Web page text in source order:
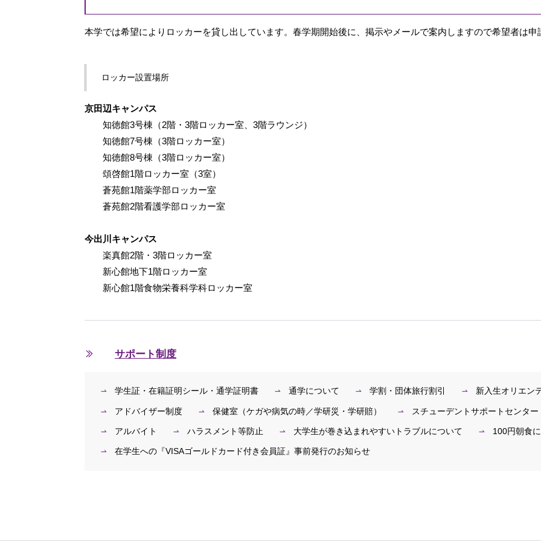
本学では希望によりロッカーを貸し出しています。春学期開始後に、掲示やメールで案内しますので希望者は申
ロッカー設置場所
京田辺キャンパス
知徳館3号棟（2階・3階ロッカー室、3階ラウンジ）
知徳館7号棟（3階ロッカー室）
知徳館8号棟（3階ロッカー室）
頌啓館1階ロッカー室（3室）
蒼苑館1階薬学部ロッカー室
蒼苑館2階看護学部ロッカー室
今出川キャンパス
楽真館2階・3階ロッカー室
新心館地下1階ロッカー室
新心館1階食物栄養科学科ロッカー室
サポート制度
学生証・在籍証明シール・通学証明書 通学について 学割・団体旅行割引 新入生オリエン
アドバイザー制度 保健室（ケガや病気の時／学研災・学研賠） スチューデントサポートセンター
アルバイト ハラスメント等防止 大学生が巻き込まれやすいトラブルについて 100円朝食
在学生への『VISAゴールドカード付き会員証』事前発行のお知らせ